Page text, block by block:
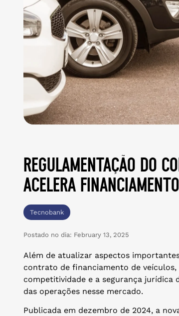
regulamentação do
acelera
Tecnobank
Postado no dia: February 13, 2025
Além de atualizar aspectos
contrato de financiamento de veículos,
competitividade e a segurança jurídica
das operações nesse mercado.
Publicada em dezembro de 2024, a